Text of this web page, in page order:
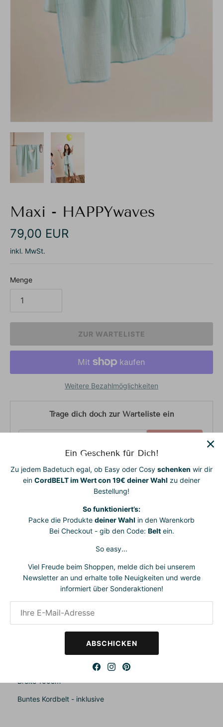
Maxi - HAPPYwaves
79,00 EUR
inkl. MwSt.
Menge
ZUR WARTELISTE
Weitere Bezahlmöglichkeiten
Trage dich doch zur Warteliste ein
E-Mail-Adresse
Das EOTB-Maxi ist endlich da!
Unser Maxi ist gemacht für die 6-14 jährigen! Die
und zum anziehen! Darüber hinaus geben sie unseren
kuschelig, luftige Musselinstoff verleiht eine
entspannende Vielfältigkeit. Der bunte Cordbelt ist
Material: 100% BIO MUSSELIN BAUMWOLLE. GOTS
certified.
Breite 100cm
Buntes Kordbelt - inklusive
Ein Geschenk für Dich!
Zu jedem Badetuch egal, ob Easy oder Cosy schenken wir dir
ein CordBELT im Wert con 19€ deiner Wahl zu deiner
Bestellung!
So funktioniert’s:
Packe die Produkte deiner Wahl in den Warenkorb
Bei Checkout - gib den Code: Beltein.
So easy...
Viel Freude beim Shoppen, melde dich bei unserem
Newsletter an und erhalte tolle Neuigkeiten und werde
informiert über Sonderaktionen!
ABSCHICKEN